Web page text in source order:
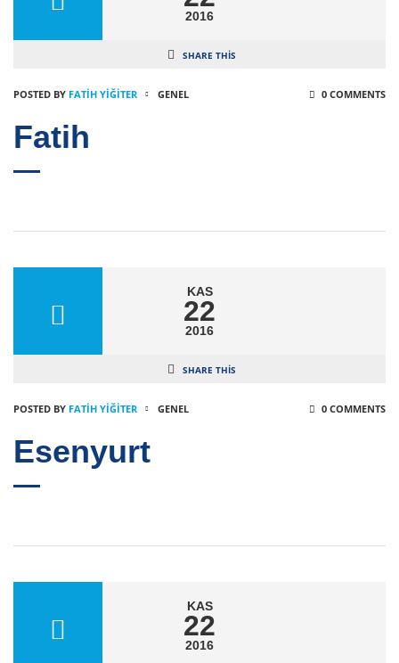
2016
SHARE THIS
POSTED BY FATIH YİĞİTER GENEL 0 COMMENTS
Fatih
KAS
22
2016
SHARE THIS
POSTED BY FATIH YİĞİTER GENEL 0 COMMENTS
Esenyurt
KAS
22
2016